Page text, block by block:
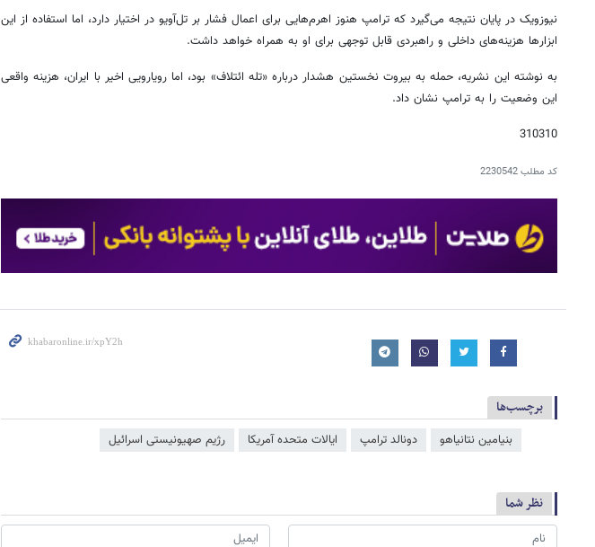
نیوزویک در پایان نتیجه می‌گیرد که ترامپ هنوز اهرم‌هایی برای اعمال فشار بر تل‌آویو در اختیار دارد، اما استفاده از این
ابزارها هزینه‌های داخلی و راهبردی قابل توجهی برای او به همراه خواهد داشت.
به نوشته این نشریه، حمله به بیروت نخستین هشدار درباره «تله ائتلاف» بود، اما رویارویی اخیر با ایران، هزینه واقعی
این وضعیت را به ترامپ نشان داد.
310310
کد مطلب2230542
برچسب‌ها
بنیامین نتانیاهو دونالد ترامپ ایالات متحده آمریکا رژیم صهیونیستی اسرائیل
نظر شما